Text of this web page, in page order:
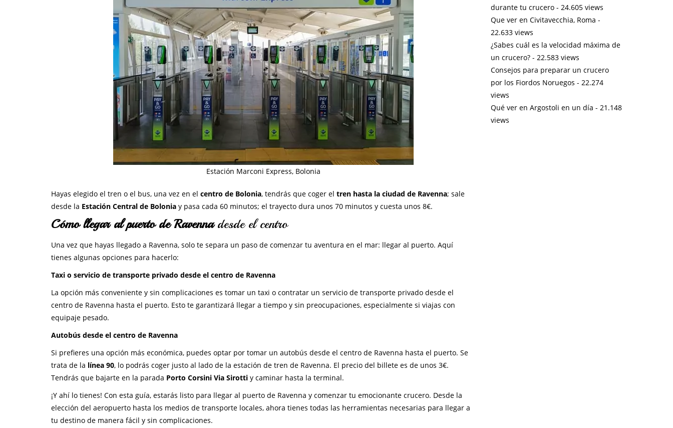
Estación Marconi Express, Bolonia
Hayas elegido el tren o el bus, una vez en el centro de Bolonia, tendrás que coger el tren hasta la ciudad de Ravenna; sale
desde la Estación Central de Bolonia y pasa cada 60 minutos; el trayecto dura unos 70 minutos y cuesta unos 8€.
Cómo llegar al puerto de Ravennadesde el centro
Una vez que hayas llegado a Ravenna, solo te separa un paso de comenzar tu aventura en el mar: llegar al puerto. Aquí
tienes algunas opciones para hacerlo:
Taxi o servicio de transporte privado desde el centro de Ravenna
La opción más conveniente y sin complicaciones es tomar un taxi o contratar un servicio de transporte privado desde el
centro de Ravenna hasta el puerto. Esto te garantizará llegar a tiempo y sin preocupaciones, especialmente si viajas con
equipaje pesado.
Autobús desde el centro de Ravenna
Si prefieres una opción más económica, puedes optar por tomar un autobús desde el centro de Ravenna hasta el puerto. Se
trata de la línea 90, lo podrás coger justo al lado de la estación de tren de Ravenna. El precio del billete es de unos 3€.
Tendrás que bajarte en la parada Porto Corsini Via Sirotti y caminar hasta la terminal.
¡Y ahí lo tienes! Con esta guía, estarás listo para llegar al puerto de Ravenna y comenzar tu emocionante crucero. Desde la
elección del aeropuerto hasta los medios de transporte locales, ahora tienes todas las herramientas necesarias para llegar a
tu destino de manera fácil y sin complicaciones.
durante tu crucero- 24.605 views
Que ver en Civitavecchia, Roma -
22.633 views
¿Sabes cuál es la velocidad máxima de
un crucero?- 22.583 views
Consejos para preparar un crucero
por los Fiordos Noruegos - 22.274
views
Qué ver en Argostoli en un día - 21.148
views